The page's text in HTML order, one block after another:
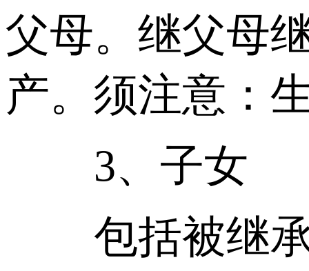
父母。继父母
产。须注意：
3、子女
包括被继承